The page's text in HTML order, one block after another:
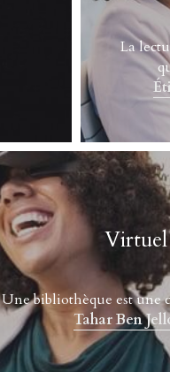
La
Virtuel
Une bibliothèque est une
Tahar Ben